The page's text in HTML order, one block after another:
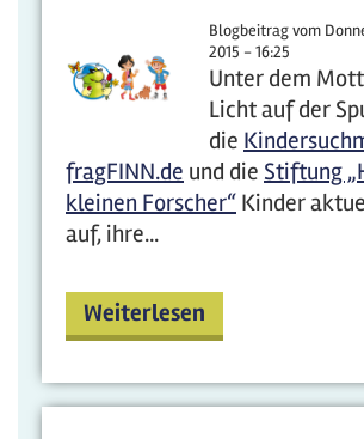
Blogbeitrag vom
2015 - 16:25
Unter dem
Licht auf der
die
fragFINN.de und die Stiftung
kleinen Forscher“ Kinder
auf, ihre...
Weiterlesen